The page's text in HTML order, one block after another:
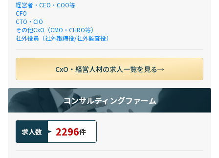
経営者・CEO・COO等
CFO
CTO・CIO
その他CxO（CMO・CHRO等）
社外役員（社外取締役/社外監査役）
CxO・経営人材の求人一覧を見る
コンサルティングファーム
求人数 2296件